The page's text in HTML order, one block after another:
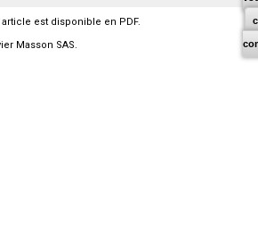
est disponible en PDF.
Masson SAS.